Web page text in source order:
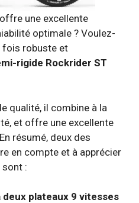
une excellente
optimale ? Voulez-
fois robuste et
rigide Rockrider ST
qualité, il combine à la
et offre une excellente
résumé, deux des
en compte et à apprécier
sont :
deux plateaux 9 vitesses